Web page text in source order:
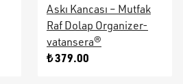
Askı Kancası – Mutfak
Raf Dolap Organizer-
vatansera®
₺ 379.00